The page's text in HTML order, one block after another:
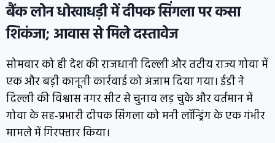
बैंक लोन धोखाधड़ी में दीपक सिंगला पर कसा
शिकंजा; आवास से मिले दस्तावेज
सोमवार को ही देश की राजधानी दिल्ली और तटीय राज्य गोवा में
एक और बड़ी कानूनी कार्रवाई को अंजाम दिया गया। ईडी ने
दिल्ली की विश्वास नगर सीट से चुनाव लड़ चुके और वर्तमान में
गोवा के सह-प्रभारी दीपक सिंगला को मनी लॉन्ड्रिंग के एक गंभीर
मामले में गिरफ्तार किया।